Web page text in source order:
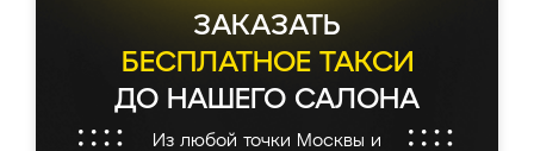
ЗАКАЗАТЬ
БЕСПЛАТНОЕ ТАКСИ
ДО НАШЕГО САЛОНА
Из любой точки Москвы и